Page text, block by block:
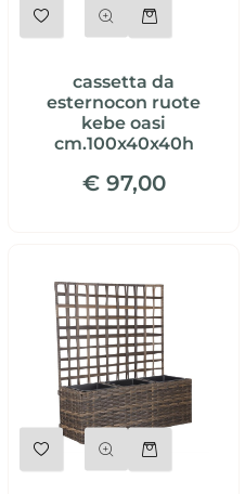
cassetta da
esternocon ruote
kebe oasi
cm.100x40x40h
€ 97,00